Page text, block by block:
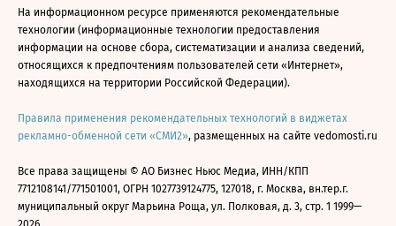
На информационном ресурсе применяются рекомендательные
технологии (информационные технологии предоставления
информации на основе сбора, систематизации и анализа сведений,
относящихся к предпочтениям пользователей сети «Интернет»,
находящихся на территории Российской Федерации).
Правила применения рекомендательных технологий в виджетах
рекламно-обменной сети «СМИ2», размещенных на сайте vedomosti.ru
Все права защищены © АО Бизнес Ньюс Медиа, ИНН/КПП
7712108141/771501001, ОГРН 1027739124775, 127018, г. Москва, вн.тер.г.
муниципальный округ Марьина Роща, ул. Полковая, д. 3, стр. 1 1999—